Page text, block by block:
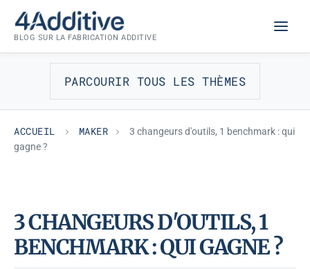
contenu
BLOG SUR LA FABRICATION ADDITIVE
PARCOURIR TOUS LES THÈMES
ACCUEIL MAKER
3 changeurs d'outils, 1 benchmark : qui
gagne ?
MAKER
3 CHANGEURS D'OUTILS, 1
BENCHMARK : QUI GAGNE ?